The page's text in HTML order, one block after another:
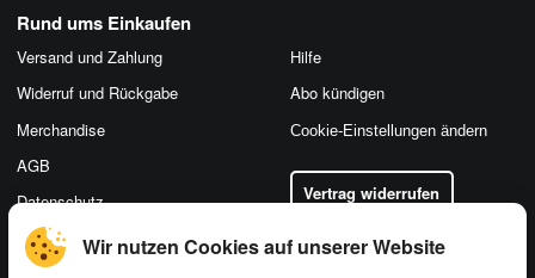
Wir nutzen Cookies auf unserer Website
Rund ums Einkaufen
Versand und Zahlung
Widerruf und Rückgabe
Merchandise
AGB
Datenschutz
Hilfe
Abo kündigen
Cookie-Einstellungen ändern
Vertrag widerrufen